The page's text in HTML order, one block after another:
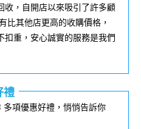
收，自開店以來吸引了許多顧
比其他店更高的收購價格，
扣重，安心誠實的服務是我們
禮
項優惠好禮，悄悄告訴你